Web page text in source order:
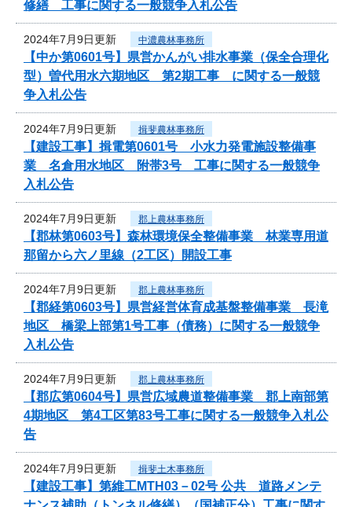
修繕 工事に関する一般競争入札公告
2024年7月9日更新 中濃農林事務所
【中か第0601号】県営かんがい排水事業（保全合理化
型）曽代用水六期地区 第2期工事 に関する一般競
争入札公告
2024年7月9日更新 揖斐農林事務所
【建設工事】揖電第0601号 小水力発電施設整備事
業 名倉用水地区 附帯3号 工事に関する一般競争
入札公告
2024年7月9日更新 郡上農林事務所
【郡林第0603号】森林環境保全整備事業 林業専用道
那留から六ノ里線（2工区）開設工事
2024年7月9日更新 郡上農林事務所
【郡経第0603号】県営経営体育成基盤整備事業 長滝
地区 橋梁上部第1号工事（債務）に関する一般競争
入札公告
2024年7月9日更新 郡上農林事務所
【郡広第0604号】県営広域農道整備事業 郡上南部第
4期地区 第4工区第83号工事に関する一般競争入札公
告
2024年7月9日更新 揖斐土木事務所
【建設工事】第維工MTH03－02号 公共 道路メンテ